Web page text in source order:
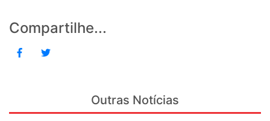
Compartilhe...
Outras Notícias